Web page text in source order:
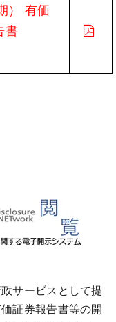
） 有価
書
サービスとして提
証券報告書等の開